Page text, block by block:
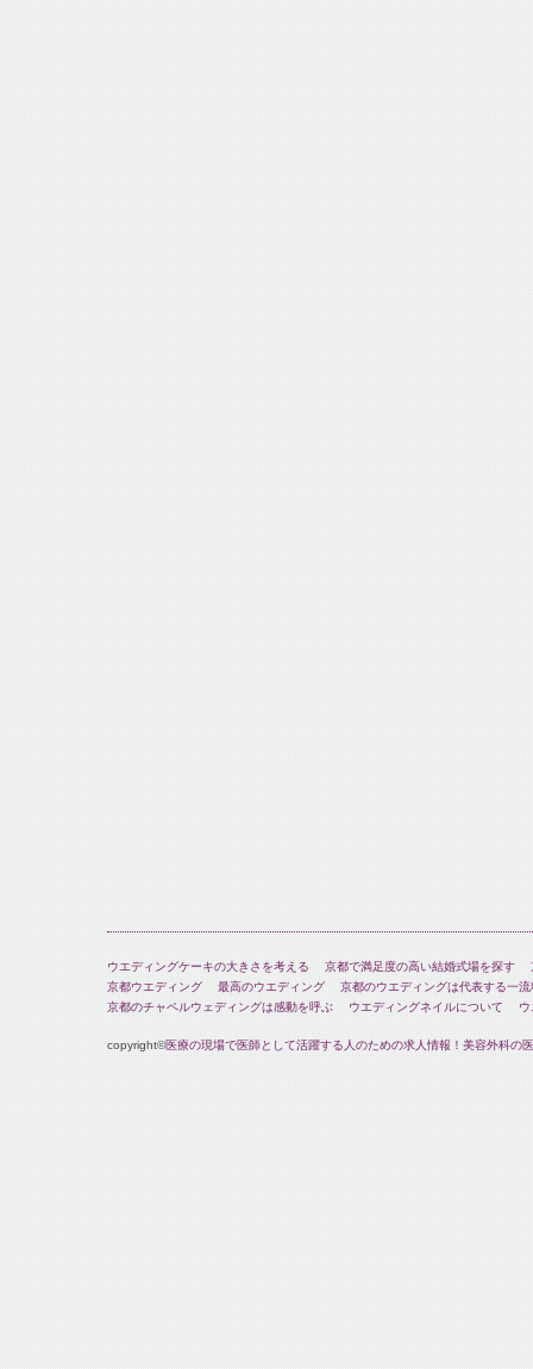
ウエディングケーキの大きさを考える 京都で満足度の高い結婚式場を探す
京都ウエディング
最高のウエディング
京都のウエディングは代表する一
京都のチャペルウェディングは感動を呼ぶ
ウエディングネイルについて
copyright©医療の現場で医師として活躍する人のための求人情報！美容外科の